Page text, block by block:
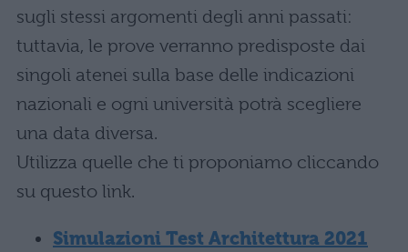
sugli stessi argomenti degli anni passati:
tuttavia, le prove verranno predisposte dai
singoli atenei sulla base delle indicazioni
nazionali e ogni università potrà scegliere
una data diversa.
Utilizza quelle che ti proponiamo cliccando
su questo link.
Simulazioni Test Architettura 2021